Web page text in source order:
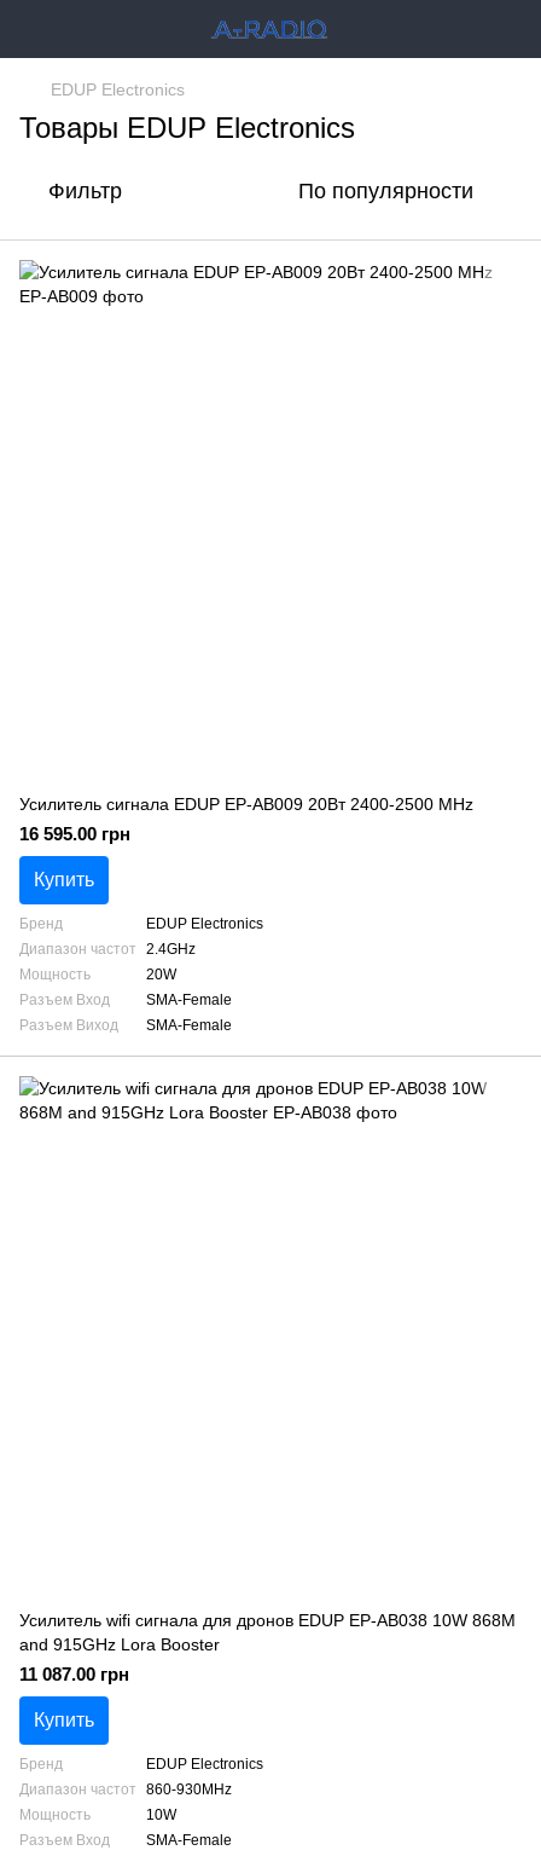
EDUP Electronics
Товары EDUP Electronics
Фильтр По популярности
Усилитель сигнала EDUP EP-AB009 20Вт 2400-2500 MHz
16 595.00 грн
Купить
Бренд
EDUP Electronics
Диапазон частот
2.4GHz
Мощность
20W
Разъем Вход
SMA-Female
Разъем Виход
SMA-Female
Усилитель wifi сигнала для дронов EDUP EP-AB038 10W 868M
and 915GHz Lora Booster
11 087.00 грн
Купить
Бренд
EDUP Electronics
Диапазон частот
860-930MHz
Мощность
10W
Разъем Вход
SMA-Female